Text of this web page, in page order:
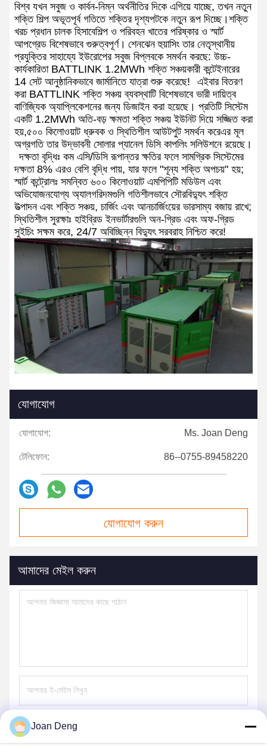
বিশ্ব যখন সবুজ ও কার্বন-নিম্ন অর্থনীতির দিকে এগিয়ে যাচ্ছে, তখন নতুন
শক্তি শিল্প অভূতপূর্ব গতিতে শক্তির দৃশ্যপটকে নতুন রূপ দিচ্ছে।শক্তি
খরচ প্রধান চালক হিসাবেশিল্প ও পরিবহন খাতের পরিষ্কার ও স্মার্ট
আপগ্রেড বিশেষভাবে গুরুত্বপূর্ণ। শেনঝেন হুয়াসিং তার নেতৃস্থানীয়
প্রযুক্তির সাহায্যে ইউরোপের সবুজ বিপ্লবকে সমর্থন করছে: উচ্চ-
কার্যকারিতা BATTLINK 1.2MWh শক্তি সঞ্চয়কারী কন্টেইনারের
14 সেট আনুষ্ঠানিকভাবে জার্মানিতে যাত্রা শুরু করেছে!
এইবার বিতরণ
করা BATTLINK শক্তি সঞ্চয় ব্যবস্থাটি বিশেষভাবে ভারী দায়িত্ব
বাণিজ্যিক অ্যাপ্লিকেশনের জন্য ডিজাইন করা হয়েছে। প্রতিটি সিস্টেম
একটি 1.2MWh অতি-বড় ক্ষমতা শক্তি সঞ্চয় ইউনিট দিয়ে সজ্জিত করা
হয়,৫০০ কিলোওয়াট ধ্রুবক ও স্থিতিশীল আউটপুট সমর্থন করেএর মূল
অগ্রগতি তার উদ্ভাবনী সোলার প্যানেল ডিসি কাপলিং সলিউশনে রয়েছে।
দক্ষতা বৃদ্ধিঃ কম এসি/ডিসি রূপান্তর ক্ষতির ফলে সামগ্রিক সিস্টেমের
দক্ষতা 8% এরও বেশি বৃদ্ধি পায়, যার ফলে "শূন্য শক্তি অপচয়" হয়;
স্মার্ট কন্ট্রোলঃ সমন্বিত ৬০০ কিলোওয়াট এমপিপিটি মডিউল এবং
অভিযোজনযোগ্য অ্যালগরিদমগুলি গতিশীলভাবে সৌরবিদ্যুৎ শক্তি
উত্পাদন এবং শক্তি সঞ্চয়, চার্জিং এবং আনচার্জিংয়ের ভারসাম্য বজায় রাখে;
স্থিতিশীল সুরক্ষাঃ হাইব্রিড ইনভার্টারগুলি অন-গ্রিড এবং অফ-গ্রিড
সুইচিং সক্ষম করে, 24/7 অবিচ্ছিন্ন বিদ্যুৎ সরবরাহ নিশ্চিত করে!
যোগাযোগ
যোগাযোগ: Ms. Joan Deng
টেলিফোন: 86--0755-89458220
যোগাযোগ করুন
আমাদের মেইল ​​করুন
Joan Deng